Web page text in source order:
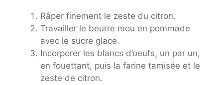
Râper finement le zeste du citron.
Travailler le beurre mou en pommade
avec le sucre glace.
Incorporer les blancs d’oeufs, un par un,
en fouettant, puis la farine tamisée et le
zeste de citron.